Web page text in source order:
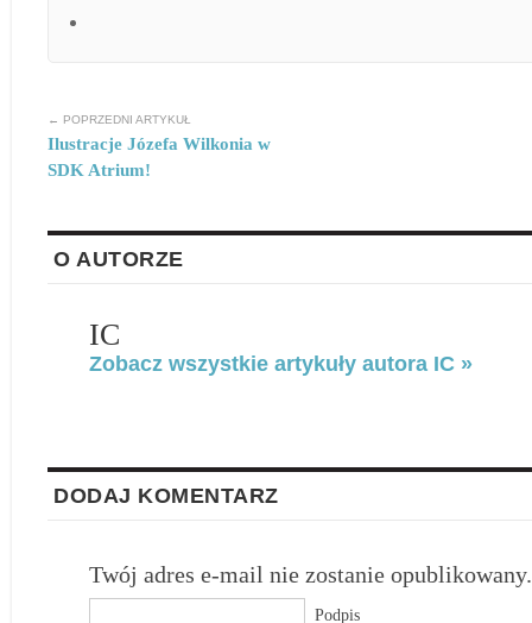
← POPRZEDNI ARTYKUŁ
Ilustracje Józefa Wilkonia w
SDK Atrium!
O AUTORZE
IC
Zobacz wszystkie artykuły autora IC »
DODAJ KOMENTARZ
Twój adres e-mail nie zostanie opublikowany.
Podpis